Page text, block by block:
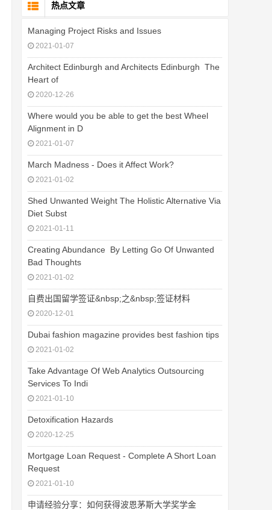
热点文章
Managing Project Risks and Issues
2021-01-07
Architect Edinburgh and Architects Edinburgh  The
Heart of
2020-12-26
Where would you be able to get the best Wheel
Alignment in D
2021-01-07
March Madness - Does it Affect Work?
2021-01-02
Shed Unwanted Weight The Holistic Alternative Via
Diet Subst
2021-01-11
Creating Abundance  By Letting Go Of Unwanted
Bad Thoughts
2021-01-02
自费出国留学签证&nbsp;之&nbsp;签证材料
2020-12-01
Dubai fashion magazine provides best fashion tips
2021-01-02
Take Advantage Of Web Analytics Outsourcing
Services To Indi
2021-01-10
Detoxification Hazards
2020-12-25
Mortgage Loan Request - Complete A Short Loan
Request
2021-01-10
申请经验分享：如何获得波恩茅斯大学奖学金